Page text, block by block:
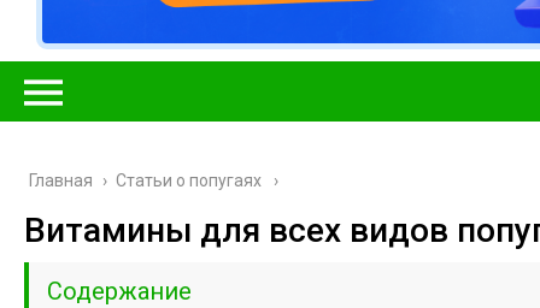
Главная › Cтатьи о попугаях
Витамины для всех видов
Содержание